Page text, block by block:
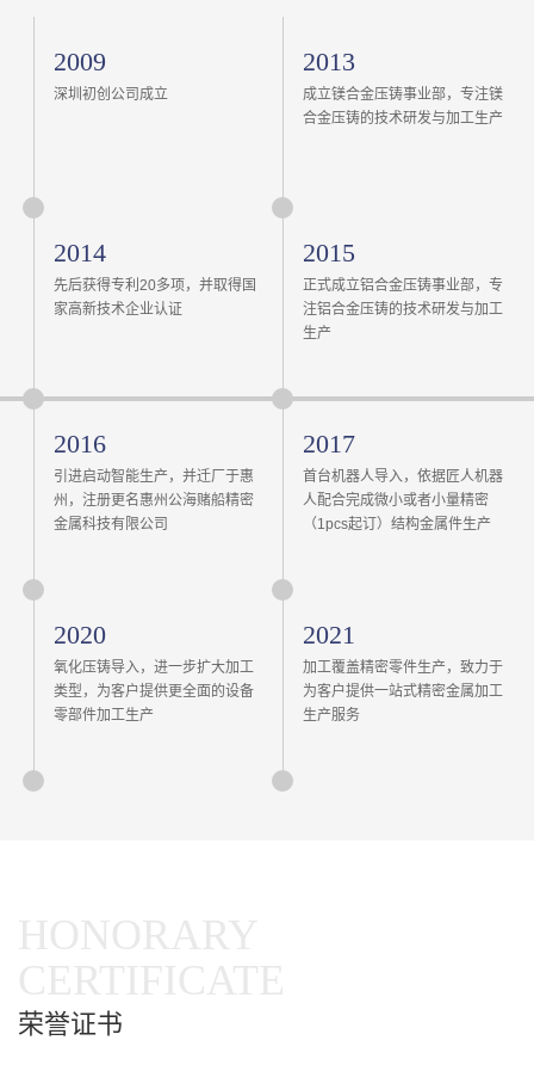
2009
深圳初创公司成立
2013
成立镁合金压铸事业部，专注镁
合金压铸的技术研发与加工生产
2014
先后获得专利20多项，并取得国
家高新技术企业认证
2015
正式成立铝合金压铸事业部，专
注铝合金压铸的技术研发与加工
生产
2016
引进启动智能生产，并迁厂于惠
州，注册更名惠州公海赌船精密
金属科技有限公司
2017
首台机器人导入，依据匠人机器
人配合完成微小或者小量精密
（1pcs起订）结构金属件生产
2020
氧化压铸导入，进一步扩大加工
类型，为客户提供更全面的设备
零部件加工生产
2021
加工覆盖精密零件生产，致力于
为客户提供一站式精密金属加工
生产服务
荣誉证书